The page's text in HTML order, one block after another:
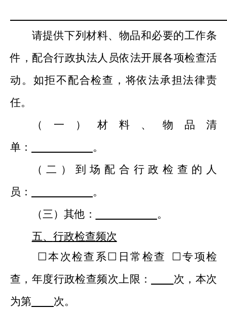
请提供下列材料、物品和必要的工作条
件，配合行政执法人员依法开展各项检查活
动。如拒不配合检查，将依法承担法律责
任。
（一） 材料、物品清
单 ：
。
（二） 到场配合 行政 检查 的 人
员 ：
。
（三） 其他：
。
五、 行政检查频次
☐本次检查系 ☐日常检查
☐专项检
查， 年度行政检查频次上限：
次，本次
为第
次。